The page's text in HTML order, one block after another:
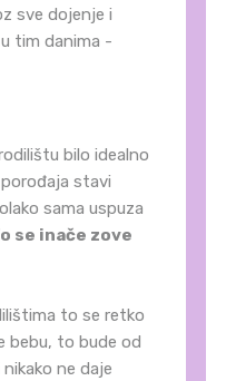
sve dojenje i
tim danima -
bilo idealno
stavi
sama uspuza
se inače zove
to se retko
bebu, to bude od
ne daje